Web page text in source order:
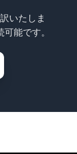
いたしま
能です。